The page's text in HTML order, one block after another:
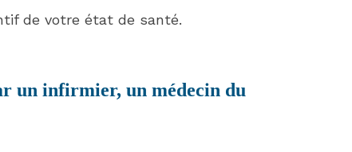
de votre état de santé.
un infirmier, un médecin du